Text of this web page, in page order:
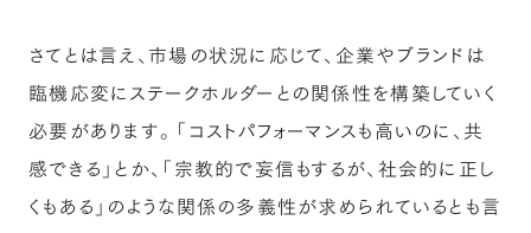
さてとは言え、市場の状況に応じて、企業やブランドは
臨機応変にステークホルダーとの関係性を構築していく
必要があります。「コストパフォーマンスも高いのに、共
感できる」とか、「宗教的で妄信もするが、社会的に正し
くもある」のような関係の多義性が求められているとも言